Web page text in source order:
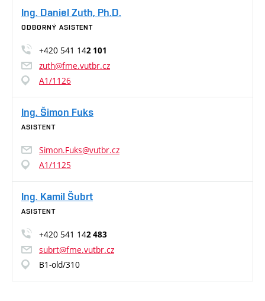
Ing. Daniel Zuth, Ph.D.
ODBORNÝ ASISTENT
+420 541 142 101
zuth@fme.vutbr.cz
A1/1126
Ing. Šimon Fuks
ASISTENT
Simon.Fuks@vutbr.cz
A1/1125
Ing. Kamil Šubrt
ASISTENT
+420 541 142 483
subrt@fme.vutbr.cz
B1-old/310